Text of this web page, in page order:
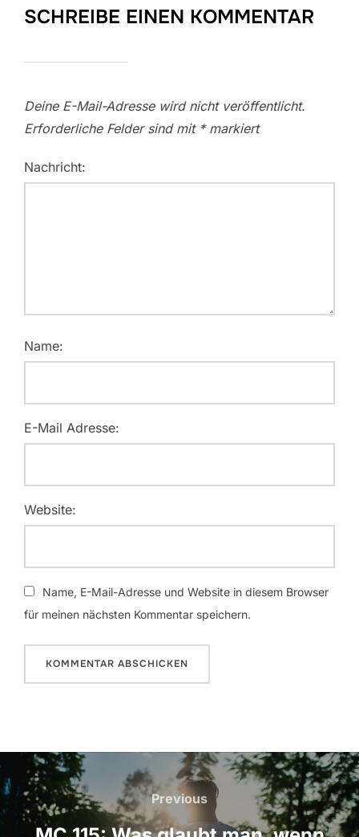
SCHREIBE EINEN KOMMENTAR
Deine E-Mail-Adresse wird nicht veröffentlicht.
Erforderliche Felder sind mit *markiert
Nachricht:
Name:
E-Mail Adresse:
Website:
Name, E-Mail-Adresse und Website in diesem Browser
für meinen nächsten Kommentar speichern.
Beitragsnavigation
Previous
Previous